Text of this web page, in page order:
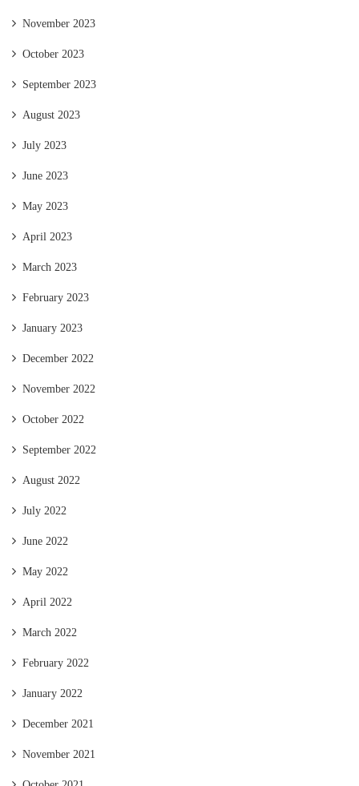
November 2023
October 2023
September 2023
August 2023
July 2023
June 2023
May 2023
April 2023
March 2023
February 2023
January 2023
December 2022
November 2022
October 2022
September 2022
August 2022
July 2022
June 2022
May 2022
April 2022
March 2022
February 2022
January 2022
December 2021
November 2021